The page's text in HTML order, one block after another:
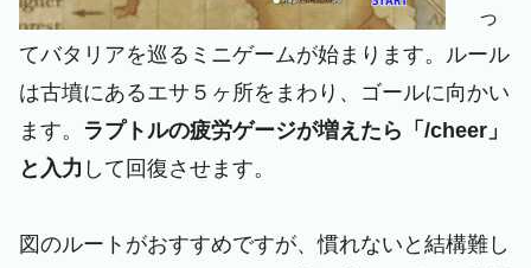
っ
てバタリアを巡るミニゲームが始まります。ルール
は古墳にあるエサ５ヶ所をまわり、ゴールに向かい
ます。 ラプトルの疲労ゲージが増えたら「/cheer」
と入力 して回復させます。
図のルートがおすすめですが、慣れないと結構難し